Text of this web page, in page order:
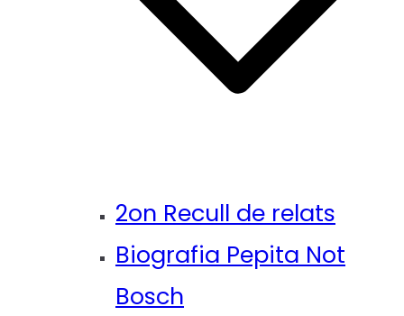
2on Recull de relats
Biografia Pepita Not
Bosch